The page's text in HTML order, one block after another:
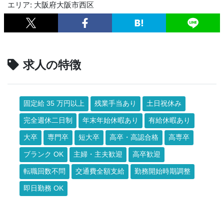
エリア: 大阪府大阪市西区
求人の特徴
固定給 35 万円以上 残業手当あり 土日祝休み
完全週休二日制 年末年始休暇あり 有給休暇あり
大卒 専門卒 短大卒 高卒・高認合格 高専卒
ブランク OK 主婦・主夫歓迎 高卒歓迎
転職回数不問 交通費全額支給 勤務開始時期調整
即日勤務 OK